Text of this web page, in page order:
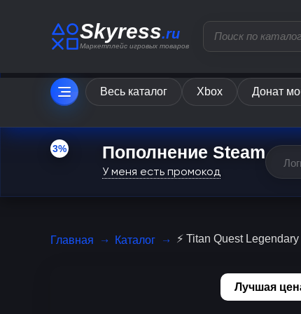
Skyress.ru
Маркетплейс игровых товаров
Весь каталог Xbox Донат
3% Пополнение Steam
У меня есть промокод
Главная Каталог ⚡ Titan Quest
Лучшая